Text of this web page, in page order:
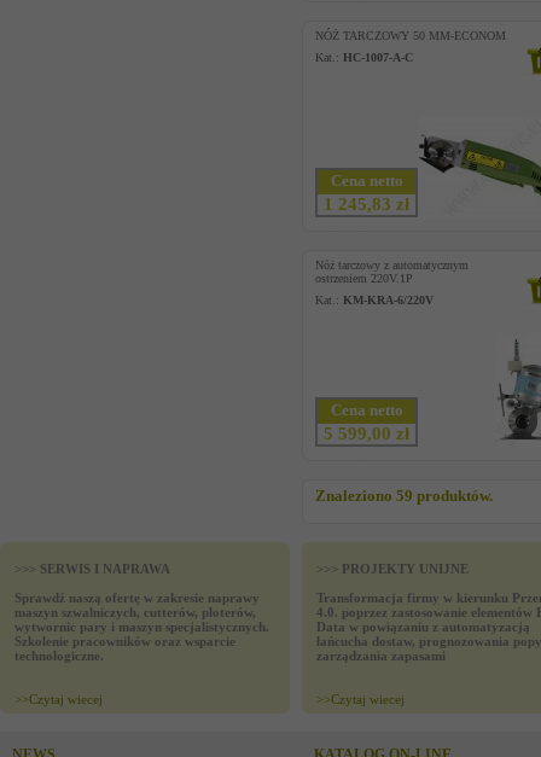
NÓŻ TARCZOWY 50 MM-ECONOM
Kat.: HC-1007-A-C
Cena netto
1 245,83 zł
Nóż tarczowy z automatycznym
ostrzeniem 220V.1P
Kat.: KM-KRA-6/220V
Cena netto
5 599,00 zł
Znaleziono 59 produktów.
>>> SERWIS I NAPRAWA
Sprawdź naszą ofertę w zakresie naprawy
maszyn szwalniczych, cutterów, ploterów,
wytwornic pary i maszyn specjalistycznych.
Szkolenie pracowników oraz wsparcie
technologiczne.
>>Czytaj wiecej
>>> PROJEKTY UNIJNE
Transformacja firmy w kierunku
4.0. poprzez zastosowanie elementów
Data w powiązaniu z automatyzacją
łańcucha dostaw, prognozowania
zarządzania zapasami
>>Czytaj wiecej